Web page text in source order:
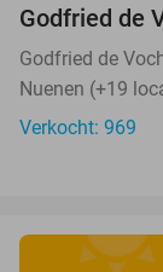
Godfried de
Godfried de
Nuenen (+19
Verkocht: 969